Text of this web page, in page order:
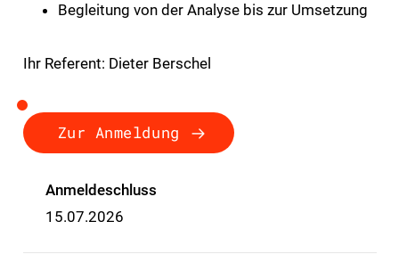
Begleitung von der Analyse bis zur Umsetzung
Ihr Referent: Dieter Berschel
Zur Anmeldung
Anmeldeschluss
15.07.2026